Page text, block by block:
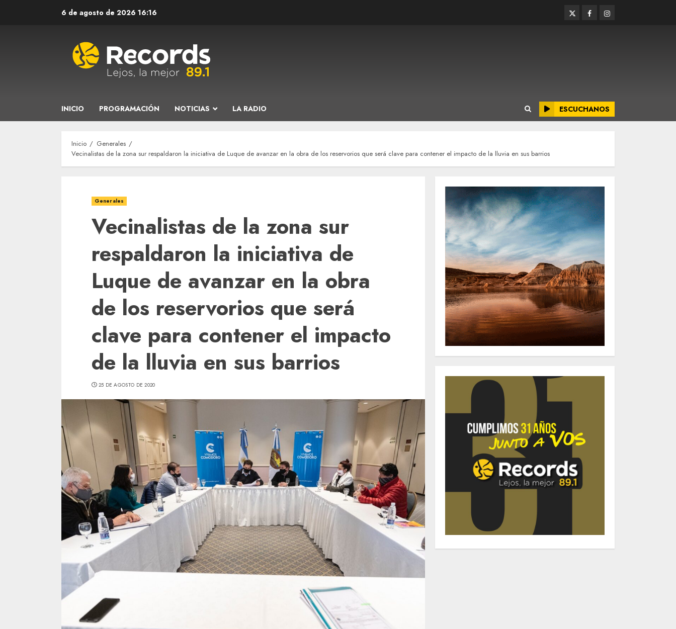
6 de agosto de 2026 16:16 TwitterFacebookInstagram
INICIO PROGRAMACIÓN NOTICIAS LA RADIO ESCUCHANOS
Inicio
Generales
Vecinalistas de la zona sur respaldaron la iniciativa de Luque de avanzar en la obra de los reservorios que será clave para contener el impacto de la lluvia en sus barrios
Generales
Vecinalistas de la zona sur
respaldaron la iniciativa de
Luque de avanzar en la obra
de los reservorios que será
clave para contener el impacto
de la lluvia en sus barrios
25 DE AGOSTO DE 2020